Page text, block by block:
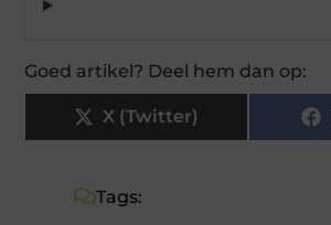
Goed artikel? Deel hem dan op:
X (Twitter)
Tags: